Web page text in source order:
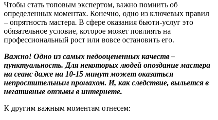
Чтобы стать топовым экспертом, важно помнить об
определенных моментах. Конечно, одно из ключевых правил
– опрятность мастера. В сфере оказания бьюти-услуг это
обязательное условие, которое может повлиять на
профессиональный рост или вовсе остановить его.
Важно! Одно из самых недооцененных качеств –
пунктуальность. Для некоторых людей опоздание мастера
на сеанс даже на 10-15 минут может оказаться
непростительным промахом. И, как следствие, выльется в
негативные отзывы в интернете.
К другим важным моментам отнесем: